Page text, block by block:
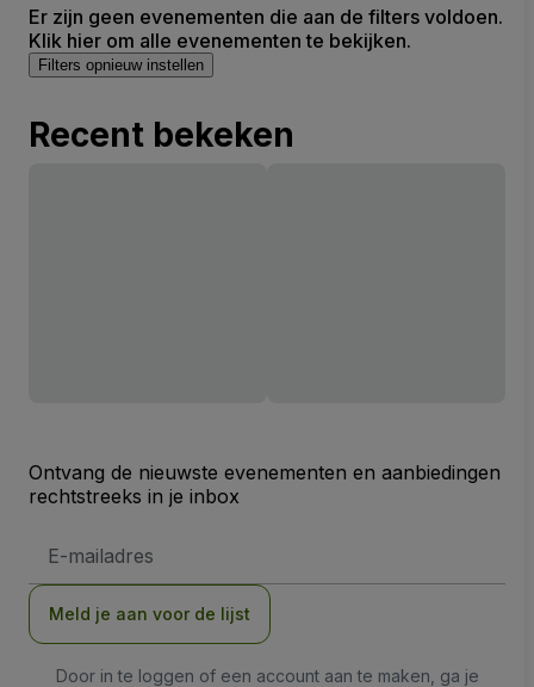
Er zijn geen evenementen die aan de filters voldoen.
Klik hier om alle evenementen te bekijken.
Filters opnieuw instellen
Recent bekeken
Ontvang de nieuwste evenementen en aanbiedingen
rechtstreeks in je inbox
mailadres
Meld je aan voor de lijst
Door in te loggen of een account aan te maken, ga je